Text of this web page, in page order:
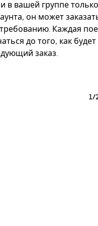
в вашей группе
он может
Каждая
до того, как
заказ.
1/